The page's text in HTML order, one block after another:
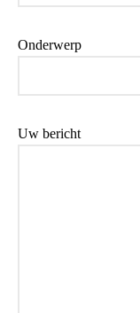
Onderwerp
Uw bericht